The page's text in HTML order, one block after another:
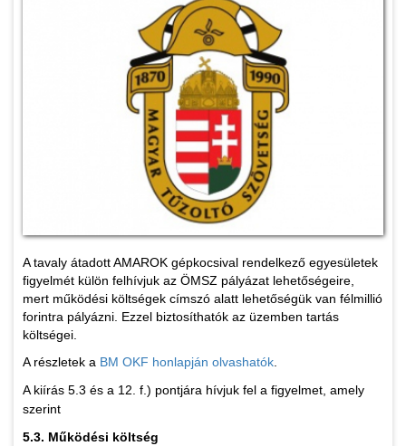
A tavaly átadott AMAROK gépkocsival rendelkező egyesületek
figyelmét külön felhívjuk az ÖMSZ pályázat lehetőségeire,
mert működési költségek címszó alatt lehetőségük van félmillió
forintra pályázni. Ezzel biztosíthatók az üzemben tartás
költségei.
A részletek a BM OKF honlapján olvashatók.
A kiírás 5.3 és a 12. f.) pontjára hívjuk fel a figyelmet, amely
szerint
5.3. Működési költség